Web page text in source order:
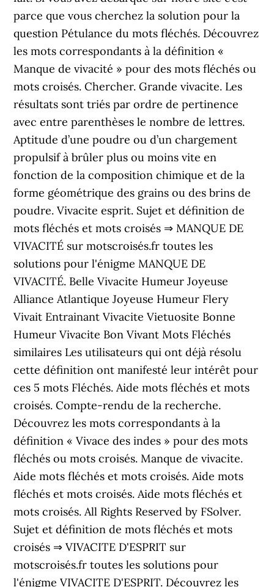
parce que vous cherchez la solution pour la
question Pétulance du mots fléchés. Découvrez
les mots correspondants à la définition «
Manque de vivacité » pour des mots fléchés ou
mots croisés. Chercher. Grande vivacite. Les
résultats sont triés par ordre de pertinence
avec entre parenthèses le nombre de lettres.
Aptitude d’une poudre ou d’un chargement
propulsif à brûler plus ou moins vite en
fonction de la composition chimique et de la
forme géométrique des grains ou des brins de
poudre. Vivacite esprit. Sujet et définition de
mots fléchés et mots croisés ⇒ MANQUE DE
VIVACITÉ sur motscroisés.fr toutes les
solutions pour l'énigme MANQUE DE
VIVACITÉ. Belle Vivacite Humeur Joyeuse
Alliance Atlantique Joyeuse Humeur Flery
Vivait Entrainant Vivacite Vietuosite Bonne
Humeur Vivacite Bon Vivant Mots Fléchés
similaires Les utilisateurs qui ont déjà résolu
cette définition ont manifesté leur intérêt pour
ces 5 mots Fléchés. Aide mots fléchés et mots
croisés. Compte-rendu de la recherche.
Découvrez les mots correspondants à la
définition « Vivace des indes » pour des mots
fléchés ou mots croisés. Manque de vivacite.
Aide mots fléchés et mots croisés. Aide mots
fléchés et mots croisés. Aide mots fléchés et
mots croisés. All Rights Reserved by FSolver.
Sujet et définition de mots fléchés et mots
croisés ⇒ VIVACITE D'ESPRIT sur
motscroisés.fr toutes les solutions pour
l'énigme VIVACITE D'ESPRIT. Découvrez les